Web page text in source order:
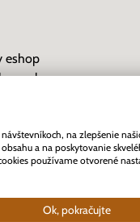
eshop
na zlepšenie
a na poskytovanie
používame otvorené
Ok, pokračujte